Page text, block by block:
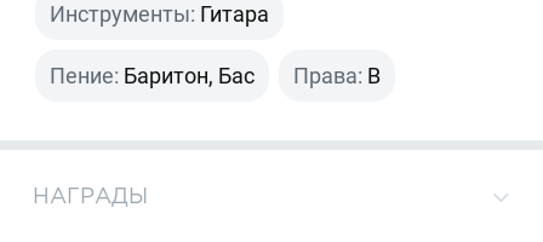
Инструменты: Гитара
Пение: Баритон, Бас Права: B
НАГРАДЫ